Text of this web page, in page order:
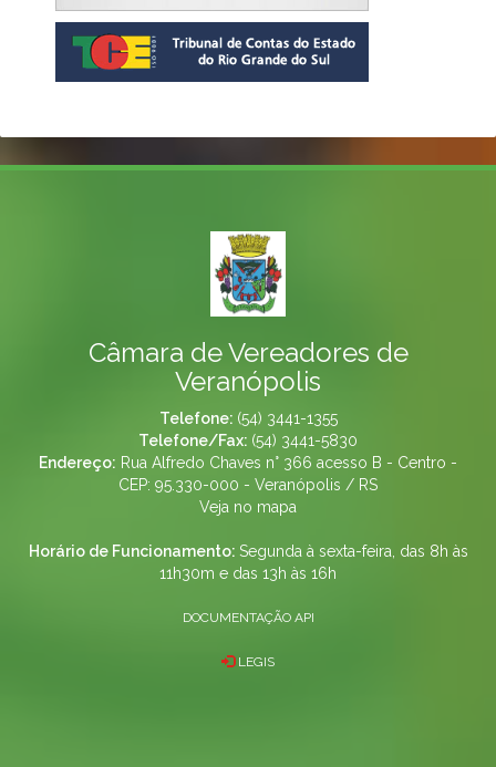
Câmara de Vereadores de
Veranópolis
Telefone: (54) 3441-1355
Telefone/Fax: (54) 3441-5830
Endereço: Rua Alfredo Chaves n° 366 acesso B - Centro -
CEP: 95.330-000 - Veranópolis / RS
Veja no mapa
Horário de Funcionamento: Segunda à sexta-feira, das 8h às
11h30m e das 13h às 16h
DOCUMENTAÇÃO API
LEGIS